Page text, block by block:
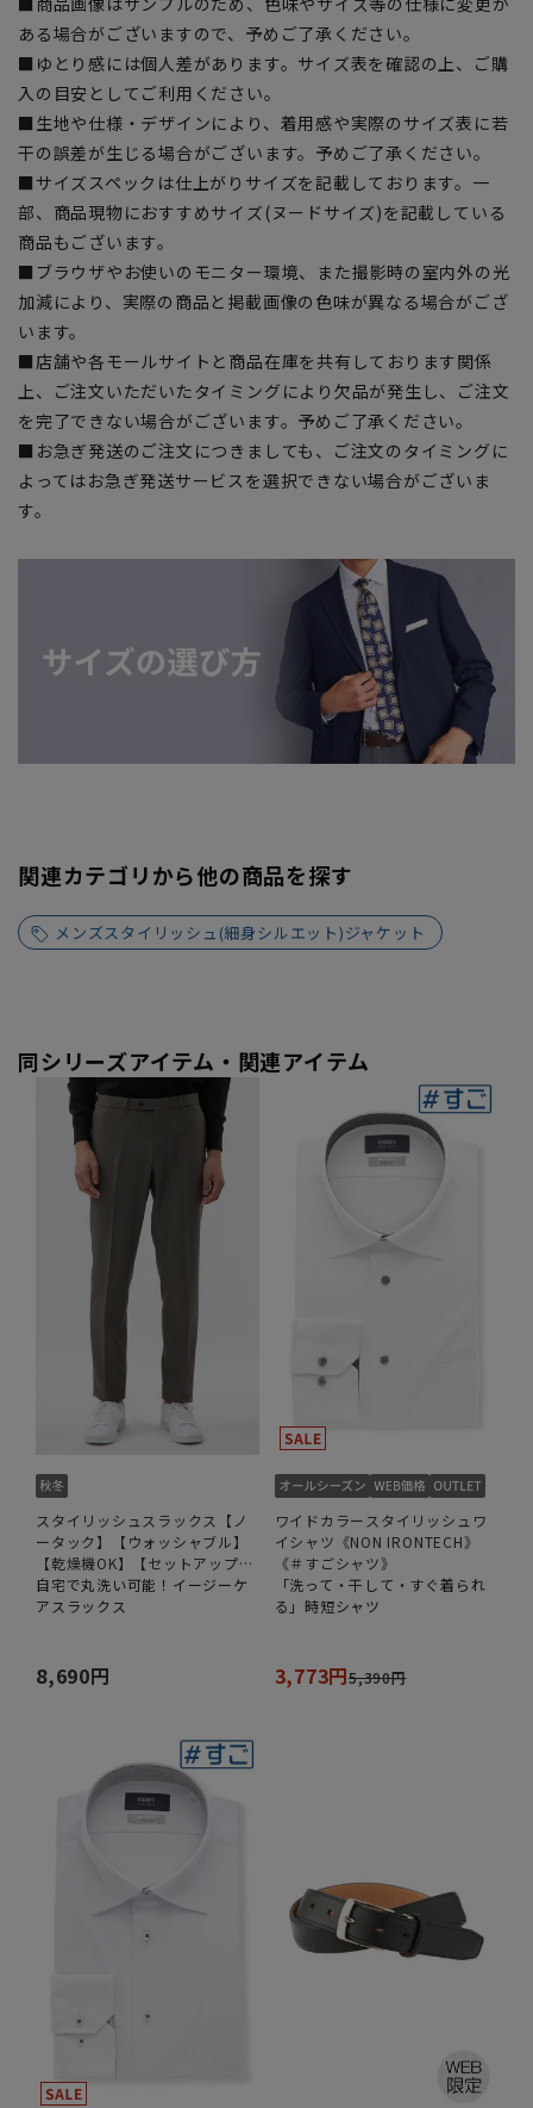
ある場合がございますので、予めご了承ください。
■ゆとり感には個人差があります。サイズ表を確認の上、ご購
入の目安としてご利用ください。
■生地や仕様・デザインにより、着用感や実際のサイズ表に若
干の誤差が生じる場合がございます。予めご了承ください。
■サイズスペックは仕上がりサイズを記載しております。一
部、商品現物におすすめサイズ(ヌードサイズ)を記載している
商品もございます。
■ブラウザやお使いのモニター環境、また撮影時の室内外の光
加減により、実際の商品と掲載画像の色味が異なる場合がござ
います。
■店舗や各モールサイトと商品在庫を共有しております関係
上、ご注文いただいたタイミングにより欠品が発生し、ご注文
を完了できない場合がございます。予めご了承ください。
■お急ぎ発送のご注文につきましても、ご注文のタイミングに
よってはお急ぎ発送サービスを選択できない場合がございま
す。
関連カテゴリから他の商品を探す
メンズスタイリッシュ(細身シルエット)ジャケット
同シリーズアイテム・関連アイテム
スタイリッシュスラックス【ノ
ータック】【ウォッシャブル】
【乾燥機OK】【セットアップ着
用可】
自宅で丸洗い可能！イージーケ
アスラックス
8,690円
ワイドカラースタイリッシュワ
イシャツ《NON IRONTECH》
《＃すごシャツ》
「洗って・干して・すぐ着られ
る」時短シャツ
3,773円5,390円